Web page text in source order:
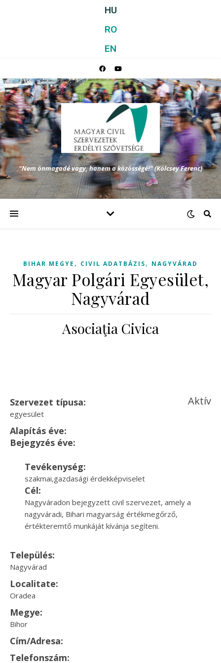
HU
RO
EN
"Nem önmagadé vagy, hanem a közösségé!" (Kölcsey Ferenc)
BIHAR MEGYE , CIVIL ADATBÁZIS, NAGYVÁRAD
Magyar Polgári Egyesület,
Nagyvárad
Asociaţia Civica
Szervezet típusa:
egyesület
Aktív
Alapítás éve:
Bejegyzés éve:
Tevékenység:
szakmai,gazdasági érdekképviselet
Cél:
Nagyváradon bejegyzett civil szervezet, amely a
nagyváradi, Bihari magyarság értékmegőrző,
értékteremtő munkáját kívánja segíteni.
Település:
Nagyvárad
Localitate:
Oradea
Megye:
Bihor
Cím/Adresa:
Telefonszám: